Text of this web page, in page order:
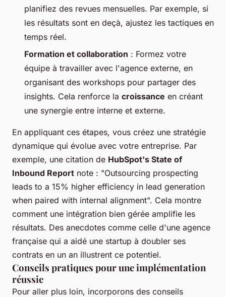
planifiez des revues mensuelles. Par exemple, si
les résultats sont en deçà, ajustez les tactiques en
temps réel.
Formation et collaboration : Formez votre
équipe à travailler avec l'agence externe, en
organisant des workshops pour partager des
insights. Cela renforce la croissance en créant
une synergie entre interne et externe.
En appliquant ces étapes, vous créez une stratégie
dynamique qui évolue avec votre entreprise. Par
exemple, une citation de HubSpot's State of
Inbound Report note : "Outsourcing prospecting
leads to a 15% higher efficiency in lead generation
when paired with internal alignment". Cela montre
comment une intégration bien gérée amplifie les
résultats. Des anecdotes comme celle d'une agence
française qui a aidé une startup à doubler ses
contrats en un an illustrent ce potentiel.
Conseils pratiques pour une implémentation
réussie
Pour aller plus loin, incorporons des conseils